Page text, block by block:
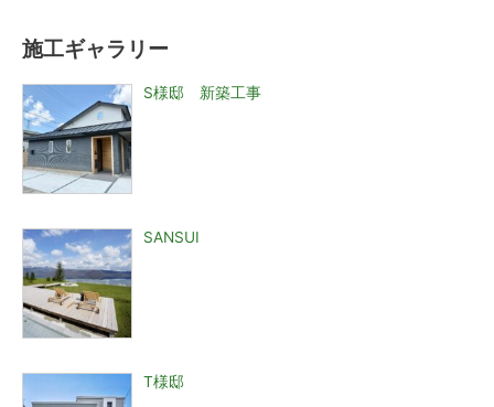
施工ギャラリー
S様邸 新築工事
SANSUI
T様邸